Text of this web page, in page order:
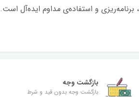
برنامه‌ریزی و استفاده‌ی مداوم ایده‌آل است.
بازگشت وجه
بازگشت وجه بدون قید و شرط